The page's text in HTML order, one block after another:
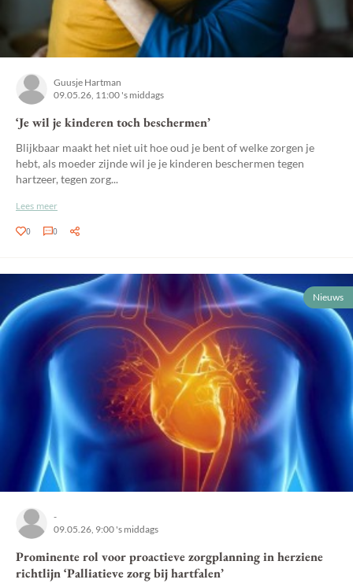
Guusje Hartman
09.05.26, 11:00 's middags
‘Je wil je kinderen toch beschermen’
Blijkbaar maakt het niet uit hoe oud je bent of welke zorgen je
hebt, als moeder zijnde wil je je kinderen beschermen tegen
hartzeer, tegen zorg...
Lees meer
0 0
Nieuws
-
09.05.26, 9:00 's middags
Prominente rol voor proactieve zorgplanning in herziene
richtlijn ‘Palliatieve zorg bij hartfalen’